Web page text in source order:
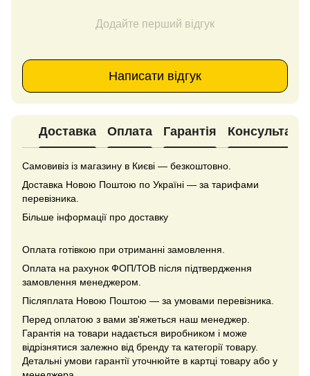
Додайте перший відгук
Написати відгук
Доставка Оплата Гарантія Консультація
Самовивіз із магазину в Києві — безкоштовно.
Доставка Новою Поштою по Україні — за тарифами
перевізника.
Більше інформації про доставку
Оплата готівкою при отриманні замовлення.
Оплата на рахунок ФОП/ТОВ після підтвердження
замовлення менеджером.
Післяплата Новою Поштою — за умовами перевізника.
Перед оплатою з вами зв'яжеться наш менеджер.
Гарантія на товари надається виробником і може
відрізнятися залежно від бренду та категорії товару.
Детальні умови гарантії уточнюйте в картці товару або у